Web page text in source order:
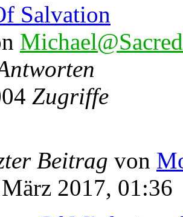
Salvation
Zugriffe
Beitrag von
2017, 01:36